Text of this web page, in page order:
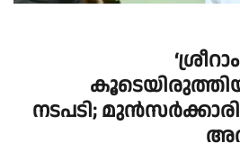
നടപടി;